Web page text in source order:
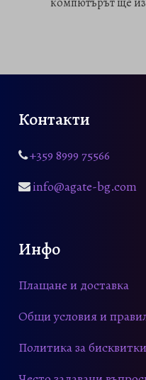
Контакти
+359 8999 75566
info@agate-bg.com
Инфо
Плащане и доставка
Общи условия и
Политика за